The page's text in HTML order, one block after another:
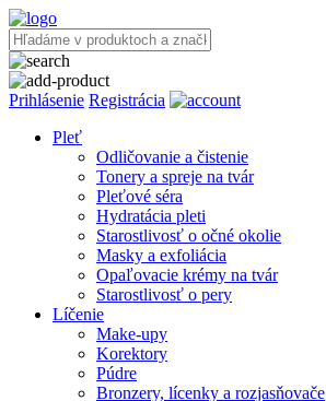
Prihlásenie Registrácia
Pleť
Odličovanie a čistenie
Tonery a spreje na tvár
Pleťové séra
Hydratácia pleti
Starostlivosť o očné okolie
Masky a exfoliácia
Opaľovacie krémy na tvár
Starostlivosť o pery
Líčenie
Make-upy
Korektory
Púdre
Bronzery, lícenky a rozjasňovače